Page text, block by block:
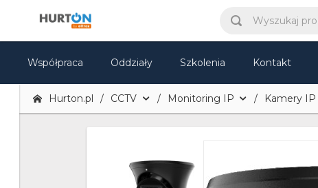
Współpraca Oddziały Szkolenia Kontakt
Hurton.pl CCTV Monitoring IP Kamery IP